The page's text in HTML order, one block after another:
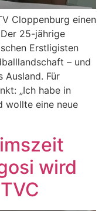
Cloppenburg einen
25-jährige
Erstligisten
– und
Für
„Ich habe in
wollte eine neue
wird